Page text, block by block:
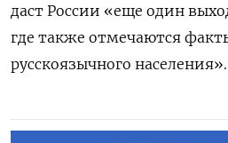
даст России «еще один
где также отмечаются
русскоязычного населения».